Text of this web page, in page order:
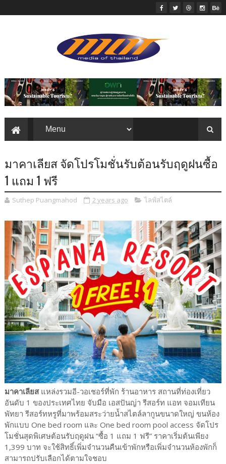
มาคาเลียส จัดโปรโมชั่นรับต้อนรับฤดูฝนซื้อ
1 แถม 1 ฟรี
Suthep Puangmahod 2 years ago ไลฟ์สไตล์
มาคาเลียสแหล่งรวมอี-วอเชอร์ที่พัก ร้านอาหาร สถานที่ท่องเที่ยว
อันดับ 1 ของประเทศไทย จับมือ เอสปันญ่า รีสอร์ท แอท จอมเทียน
พัทยา รีสอร์ทหรูที่มาพร้อมสระว่ายน้ำสไตล์ลากูนขนาดใหญ่ ขนห้อง
พักแบบ One bed room และ One bed room pool access จัดโปร
โมชั่นสุดพิเศษต้อนรับฤดูฝน “ซื้อ 1 แถม 1 ฟรี” ราคาเริ่มต้นเพียง
1,399 บาท จะใช้สิทธิ์เพิ่มจำนวนคืนเข้าพักหรือเพิ่มจำนวนห้องพักก็
สามารถปรับเลือกได้ตามใจชอบ